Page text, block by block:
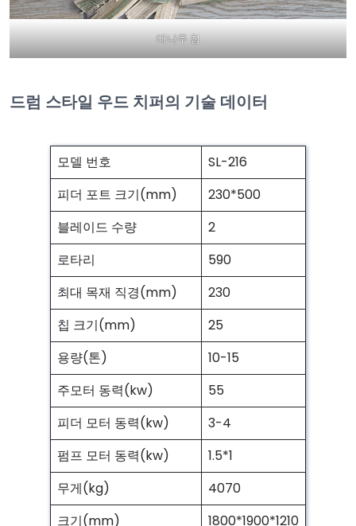
대나무 칩
드럼 스타일 우드 치퍼의 기술 데이터
모델 번호
SL-216
피더 포트 크기(mm)
230*500
블레이드 수량
2
로타리
590
최대 목재 직경(mm)
230
칩 크기(mm)
25
용량(톤)
10-15
주모터 동력(kw)
55
피더 모터 동력(kw)
3-4
펌프 모터 동력(kw)
1.5*1
무게(kg)
4070
크기(mm)
1800*1900*1210